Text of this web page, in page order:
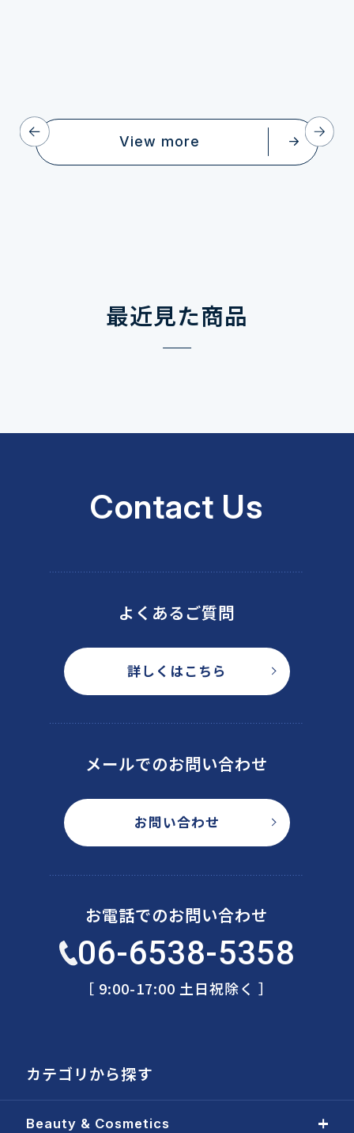
View more
最近見た商品
Contact Us
よくあるご質問
詳しくはこちら
メールでのお問い合わせ
お問い合わせ
お電話でのお問い合わせ
06-6538-5358
［ 9:00-17:00 土日祝除く ］
カテゴリから探す
Beauty & Cosmetics